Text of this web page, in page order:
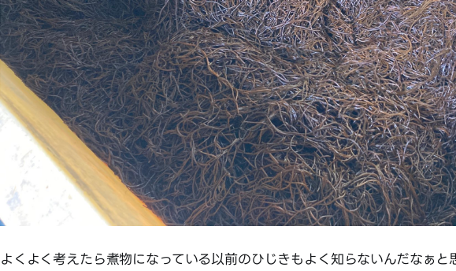
よくよく考えたら煮物になっている以前のひじきもよく知らないんだなぁと